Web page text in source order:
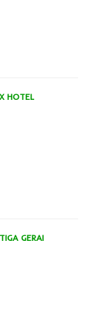
HOTEL
GERAI